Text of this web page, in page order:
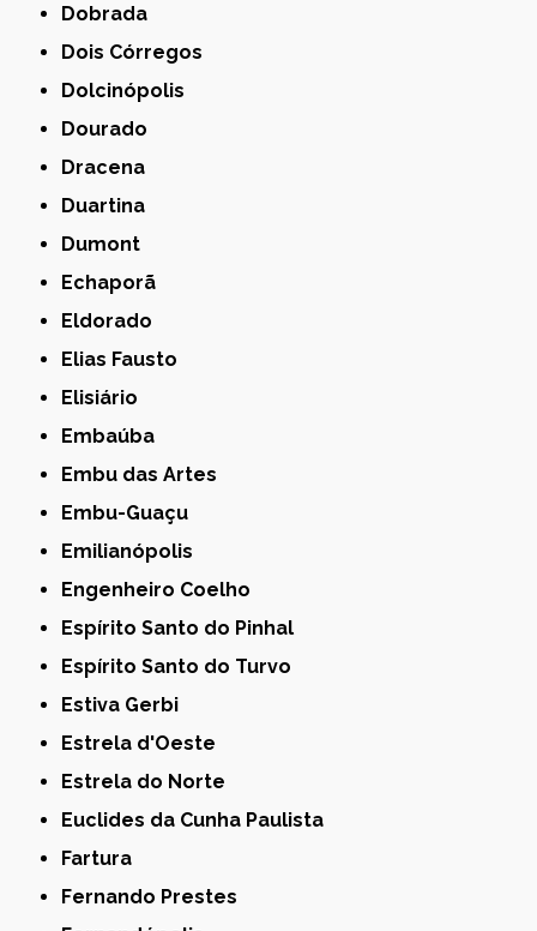
Dobrada
Dois Córregos
Dolcinópolis
Dourado
Dracena
Duartina
Dumont
Echaporã
Eldorado
Elias Fausto
Elisiário
Embaúba
Embu das Artes
Embu-Guaçu
Emilianópolis
Engenheiro Coelho
Espírito Santo do Pinhal
Espírito Santo do Turvo
Estiva Gerbi
Estrela d'Oeste
Estrela do Norte
Euclides da Cunha Paulista
Fartura
Fernando Prestes